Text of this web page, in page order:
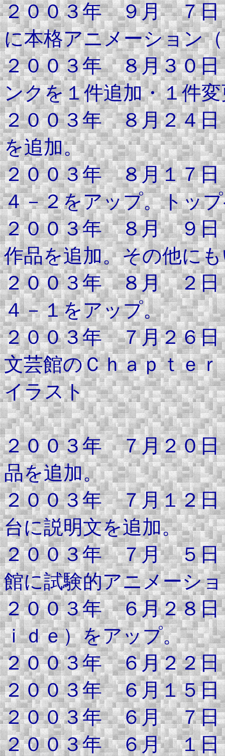
２００３年 ９月 ７日
に本格アニメーション
２００３年 ８月３０日
ンクを１件追加・１件
２００３年 ８月２４日
を追加。
２００３年 ８月１７日
４－２をアップ。トッ
２００３年 ８月 ９日
作品を追加。その他に
２００３年 ８月 ２日
４－１をアップ。
２００３年 ７月２６日
文芸館のＣｈａｐｔｅ
イラスト
を追
２００３年 ７月２０日
品を追加。
２００３年 ７月１２日
台に説明文を追加。
２００３年 ７月 ５日
館に試験的アニメーシ
２００３年 ６月２８日
ｉｄｅ）をアップ。
２００３年 ６月２２日
２００３年 ６月１５日
２００３年 ６月 ７日
２００３年 ６月 １日